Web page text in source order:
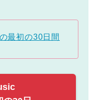
最初の30日間